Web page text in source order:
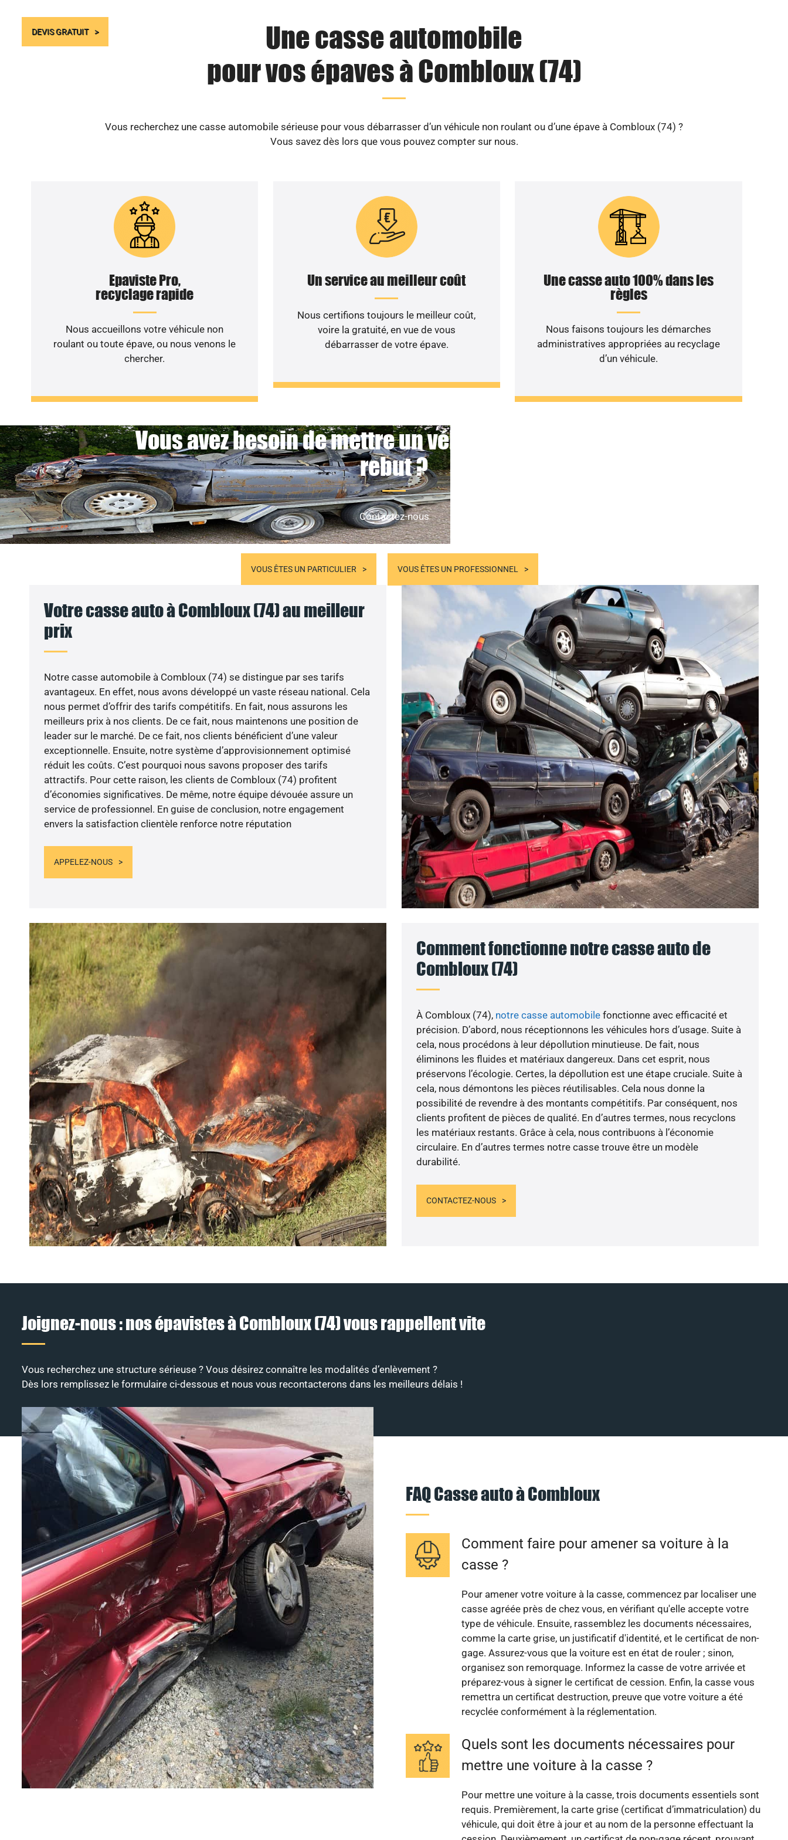
DEVIS GRATUIT
Une casse automobile
pour vos épaves à Combloux (74)
Vous recherchez une casse automobile sérieuse pour vous débarrasser d’un véhicule non roulant ou d’une épave à Combloux (74) ?
Vous savez dès lors que vous pouvez compter sur nous.
Epaviste Pro,
recyclage rapide
Nous accueillons votre véhicule non
roulant ou toute épave, ou nous venons le
chercher.
Un service au meilleur coût
Nous certifions toujours le meilleur coût,
voire la gratuité, en vue de vous
débarrasser de votre épave.
Une casse auto 100% dans les
règles
Nous faisons toujours les démarches
administratives appropriées au recyclage
d’un véhicule.
Vous avez besoin de mettre un véhicule non roulant au
rebut ?
Contactez-nous
VOUS ÊTES UN PARTICULIER VOUS ÊTES UN PROFESSIONNEL
Votre casse auto à Combloux (74) au meilleur
prix
Notre casse automobile à Combloux (74) se distingue par ses tarifs
avantageux. En effet, nous avons développé un vaste réseau national. Cela
nous permet d’offrir des tarifs compétitifs. En fait, nous assurons les
meilleurs prix à nos clients. De ce fait, nous maintenons une position de
leader sur le marché. De ce fait, nos clients bénéficient d’une valeur
exceptionnelle. Ensuite, notre système d’approvisionnement optimisé
réduit les coûts. C’est pourquoi nous savons proposer des tarifs
attractifs. Pour cette raison, les clients de Combloux (74) profitent
d’économies significatives. De même, notre équipe dévouée assure un
service de professionnel. En guise de conclusion, notre engagement
envers la satisfaction clientèle renforce notre réputation
APPELEZ-NOUS
Comment fonctionne notre casse auto de
Combloux (74)
À Combloux (74), notre casse automobile fonctionne avec efficacité et
précision. D’abord, nous réceptionnons les véhicules hors d’usage. Suite à
cela, nous procédons à leur dépollution minutieuse. De fait, nous
éliminons les fluides et matériaux dangereux. Dans cet esprit, nous
préservons l’écologie. Certes, la dépollution est une étape cruciale. Suite à
cela, nous démontons les pièces réutilisables. Cela nous donne la
possibilité de revendre à des montants compétitifs. Par conséquent, nos
clients profitent de pièces de qualité. En d’autres termes, nous recyclons
les matériaux restants. Grâce à cela, nous contribuons à l’économie
circulaire. En d’autres termes notre casse trouve être un modèle
durabilité.
CONTACTEZ-NOUS
Joignez-nous : nos épavistes à Combloux (74) vous rappellent vite
Vous recherchez une structure sérieuse ? Vous désirez connaître les modalités d’enlèvement ?
Dès lors remplissez le formulaire ci-dessous et nous vous recontacterons dans les meilleurs délais !
FAQ Casse auto à Combloux
Comment faire pour amener sa voiture à la
casse ?
Pour amener votre voiture à la casse, commencez par localiser une
casse agréée près de chez vous, en vérifiant qu'elle accepte votre
type de véhicule. Ensuite, rassemblez les documents nécessaires,
comme la carte grise, un justificatif d'identité, et le certificat de non-
gage. Assurez-vous que la voiture est en état de rouler ; sinon,
organisez son remorquage. Informez la casse de votre arrivée et
préparez-vous à signer le certificat de cession. Enfin, la casse vous
remettra un certificat destruction, preuve que votre voiture a été
recyclée conformément à la réglementation.
Quels sont les documents nécessaires pour
mettre une voiture à la casse ?
Pour mettre une voiture à la casse, trois documents essentiels sont
requis. Premièrement, la carte grise (certificat d’immatriculation) du
véhicule, qui doit être à jour et au nom de la personne effectuant la